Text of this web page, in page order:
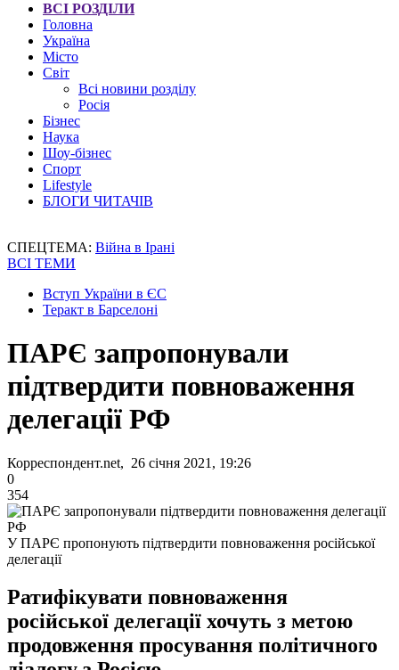
ВСІ РОЗДІЛИ
Головна
Україна
Місто
Світ
Всі новини розділу
Росія
Бізнес
Наука
Шоу-бізнес
Спорт
Lifestyle
БЛОГИ ЧИТАЧІВ
СПЕЦТЕМА: Війна в Ірані
ВСІ ТЕМИ
Вступ України в ЄС
Теракт в Барселоні
ПАРЄ запропонували
підтвердити повноваження
делегації РФ
Корреспондент.net, 26 січня 2021, 19:26
0
354
У ПАРЄ пропонують підтвердити повноваження російської
делегації
Ратифікувати повноваження
російської делегації хочуть з метою
продовження просування політичного